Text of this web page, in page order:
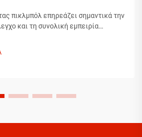
πικλμπόλ επηρεάζει σημαντικά την
και τη συνολική εμπειρία